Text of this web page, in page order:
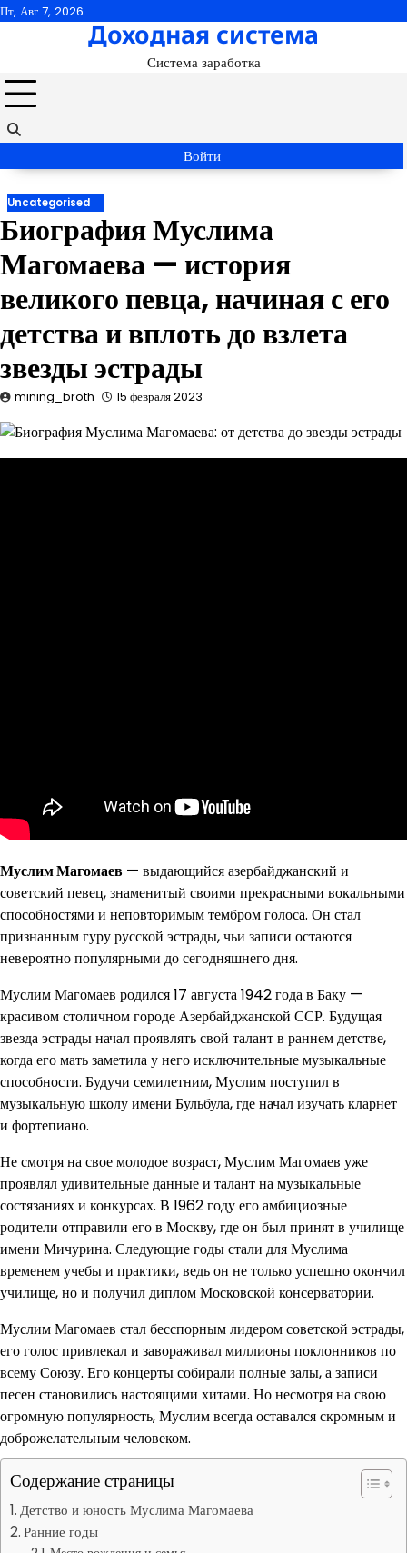
Перейти
Пт, Авг 7, 2026
Доходная система
Система заработка
Войти
Uncategorised
Биография Муслима
Магомаева — история
великого певца, начиная с его
детства и вплоть до взлета
звезды эстрады
mining_broth 15 февраля 2023
Муслим Магомаев — выдающийся азербайджанский и
советский певец, знаменитый своими прекрасными вокальными
способностями и неповторимым тембром голоса. Он стал
признанным гуру русской эстрады, чьи записи остаются
невероятно популярными до сегодняшнего дня.
Муслим Магомаев родился 17 августа 1942 года в Баку —
красивом столичном городе Азербайджанской ССР. Будущая
звезда эстрады начал проявлять свой талант в раннем детстве,
когда его мать заметила у него исключительные музыкальные
способности. Будучи семилетним, Муслим поступил в
музыкальную школу имени Бульбула, где начал изучать кларнет
и фортепиано.
Не смотря на свое молодое возраст, Муслим Магомаев уже
проявлял удивительные данные и талант на музыкальные
состязаниях и конкурсах. В 1962 году его амбициозные
родители отправили его в Москву, где он был принят в училище
имени Мичурина. Следующие годы стали для Муслима
временем учебы и практики, ведь он не только успешно окончил
училище, но и получил диплом Московской консерватории.
Муслим Магомаев стал бесспорным лидером советской эстрады,
его голос привлекал и завораживал миллионы поклонников по
всему Союзу. Его концерты собирали полные залы, а записи
песен становились настоящими хитами. Но несмотря на свою
огромную популярность, Муслим всегда оставался скромным и
доброжелательным человеком.
Содержание страницы
Детство и юность Муслима Магомаева
Ранние годы